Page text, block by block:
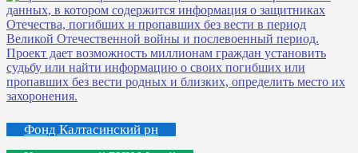
Фонд Калтасинский рн